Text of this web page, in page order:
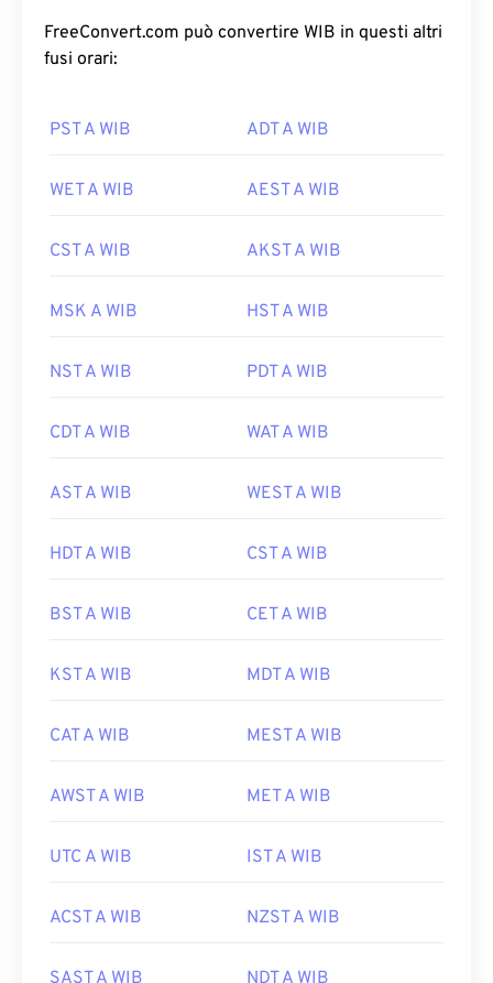
FreeConvert.com può convertire WIB in questi altri
fusi orari:
PST A WIB ADT A WIB
WET A WIB AEST A WIB
CST A WIB AKST A WIB
MSK A WIB HST A WIB
NST A WIB PDT A WIB
CDT A WIB WAT A WIB
AST A WIB WEST A WIB
HDT A WIB CST A WIB
BST A WIB CET A WIB
KST A WIB MDT A WIB
CAT A WIB MEST A WIB
AWST A WIB MET A WIB
UTC A WIB IST A WIB
ACST A WIB NZST A WIB
SAST A WIB NDT A WIB